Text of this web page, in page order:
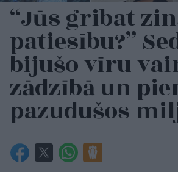
“Jūs gribat
patiesību?”
bijušo vīru
zādzībā un
pazudušos